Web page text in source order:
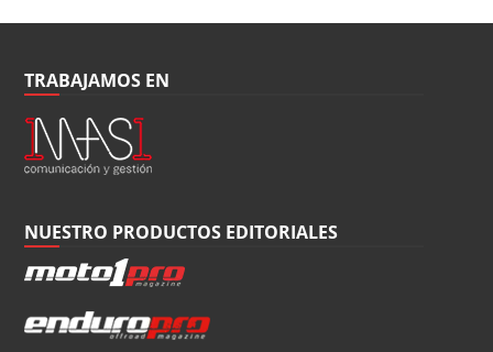
TRABAJAMOS EN
NUESTRO PRODUCTOS EDITORIALES